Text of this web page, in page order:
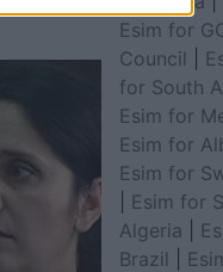
Esim for
Council
for South
Esim for
Esim for
Esim for
Esim for
Algeria
Brazil